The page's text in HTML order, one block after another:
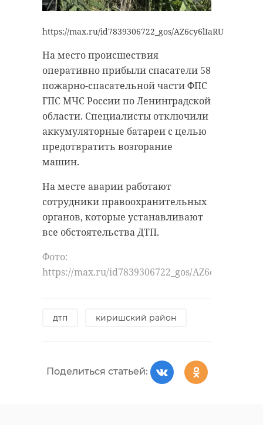
https://max.ru/id7839306722_gos/AZ6cy6lIaRU
На место происшествия
оперативно прибыли спасатели 58
пожарно-спасательной части ФПС
ГПС МЧС России по Ленинградской
области. Специалисты отключили
аккумуляторные батареи с целью
предотвратить возгорание
машин.
На месте аварии работают
сотрудники правоохранительных
органов, которые устанавливают
все обстоятельства ДТП.
Фото:
https://max.ru/id7839306722_gos/AZ6cy6lIaRU
дтп киришский район
Поделиться статьей: